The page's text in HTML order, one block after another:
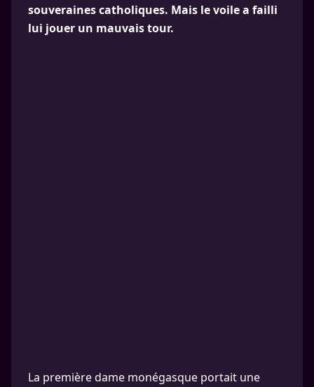
souveraines catholiques. Mais le voile a failli
lui jouer un mauvais tour.
La première dame monégasque portait une